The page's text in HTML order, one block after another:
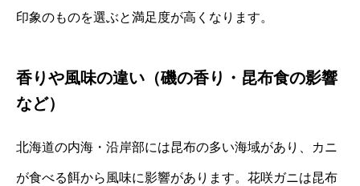
印象のものを選ぶと満足度が高くなります。
香りや風味の違い（磯の香り・昆布食の影響
など）
北海道の内海・沿岸部には昆布の多い海域があり、カニ
が食べる餌から風味に影響があります。花咲ガニは昆布